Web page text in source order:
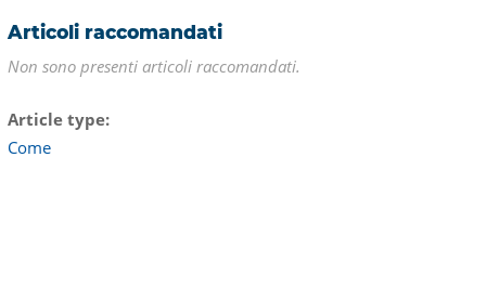
Articoli raccomandati
Non sono presenti articoli raccomandati.
Article type
Come